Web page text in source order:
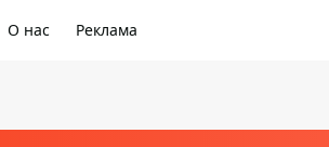
О нас Реклама